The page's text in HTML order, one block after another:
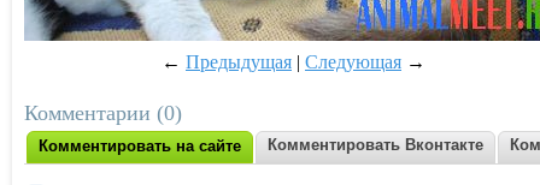
← Предыдущая | Следующая →
Комментарии (0)
Комментировать на сайте Комментировать Вконтакте